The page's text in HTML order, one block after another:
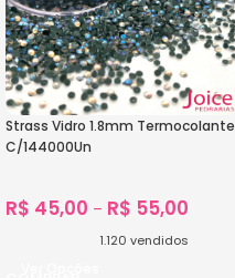
Strass Vidro 1.8mm Termocolante
C/144000Un
R$ 45,00 – R$ 55,00
1.120 vendidos